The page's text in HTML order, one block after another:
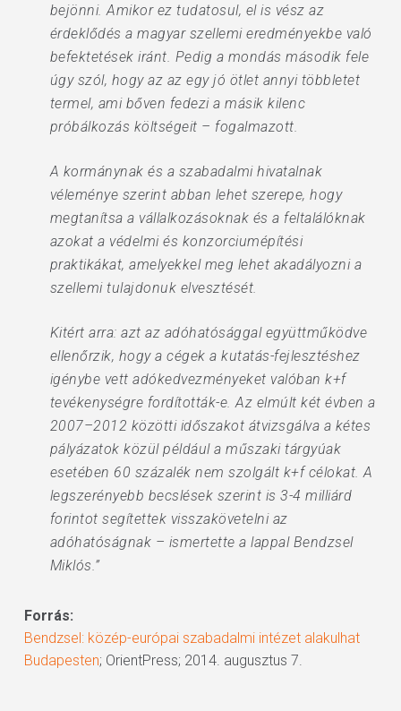
bejönni. Amikor ez tudatosul, el is vész az
érdeklődés a magyar szellemi eredményekbe való
befektetések iránt. Pedig a mondás második fele
úgy szól, hogy az az egy jó ötlet annyi többletet
termel, ami bőven fedezi a másik kilenc
próbálkozás költségeit – fogalmazott.
A kormánynak és a szabadalmi hivatalnak
véleménye szerint abban lehet szerepe, hogy
megtanítsa a vállalkozásoknak és a feltalálóknak
azokat a védelmi és konzorciumépítési
praktikákat, amelyekkel meg lehet akadályozni a
szellemi tulajdonuk elvesztését.
Kitért arra: azt az adóhatósággal együttműködve
ellenőrzik, hogy a cégek a kutatás-fejlesztéshez
igénybe vett adókedvezményeket valóban k+f
tevékenységre fordították-e. Az elmúlt két évben a
2007–2012 közötti időszakot átvizsgálva a kétes
pályázatok közül például a műszaki tárgyúak
esetében 60 százalék nem szolgált k+f célokat. A
legszerényebb becslések szerint is 3-4 milliárd
forintot segítettek visszakövetelni az
adóhatóságnak – ismertette a lappal Bendzsel
Miklós.”
Forrás:
Bendzsel: közép-európai szabadalmi intézet alakulhat
Budapesten; OrientPress; 2014. augusztus 7.